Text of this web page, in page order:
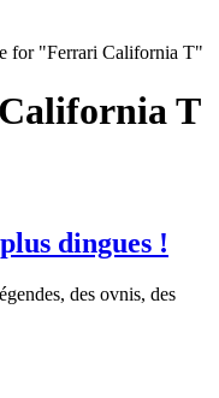
for "Ferrari California T"
T
dingues !
des ovnis, des